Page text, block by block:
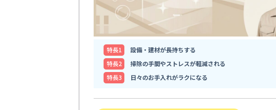
特⻑1
設備・建材が長持ちする
特⻑2
掃除の手間やストレスが軽減される
特⻑3
日々のお手入れがラクになる